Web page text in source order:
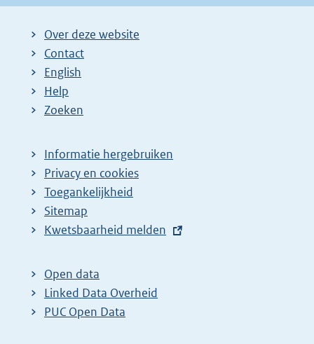
Over deze website
Contact
English
Help
Zoeken
Informatie hergebruiken
Privacy en cookies
Toegankelijkheid
Sitemap
E
t
e
r
Kwetsbaarheid melden
Open data
Linked Data Overheid
PUC Open Data